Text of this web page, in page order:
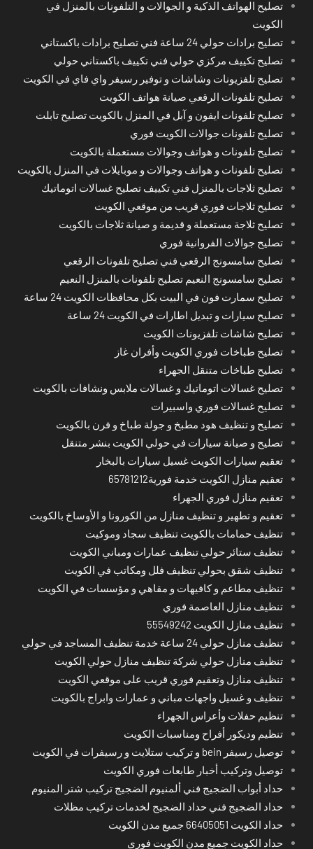
تصليح الهواتف الذكية و الجوالات و التلفونات بالمنزل في
الكويت
تصليح برادات حولي 24 ساعة فني تصليح برادات باكستاني
تصليح تكييف مركزي حولي فني تكييف باكستاني حولي
تصليح تلفزيونات وشاشات و توفير رسيفر واي فاي في الكويت
تصليح تلفونات الرقعي صيانة هواتف الكويت
تصليح تلفونات ايفون و آبل في المنزل بالكويت تصليح تابلت
تصليح تلفونات جوالات الكويت فوري
تصليح تلفونات و هواتف وجوالات مستعملة بالكويت
تصليح تلفونات و هواتف وجوالات و موبايلات في المنزل بالكويت
تصليح ثلاجات بالمنزل فني تكييف تصليح غسالات اتوماتيك
تصليح ثلاجات فوري قريب من موقعي الكويت
تصليح ثلاجة مستعملة و قديمة و صيانة ثلاجات بالكويت
تصليح جوالات الفروانية فوري
تصليح سامسونج الرقعي فني تصليح تلفونات الرقعي
تصليح سامسونج النعيم تصليح تلفونات بالمنزل النعيم
تصليح سمارت فون في البيت بكل محافظات الكويت 24 ساعة
تصليح سيارات و تبديل اطارات في الكويت 24 ساعة
تصليح شاشات تلفزيونات الكويت
تصليح طباخات فوري الكويت وأفران غاز
تصليح طباخات متنقل الجهراء
تصليح غسالات اتوماتيك و غسالات ملابس ونشافات بالكويت
تصليح غسالات فوري واسبيرات
تصليح و تنظيف هود مطبخ و جولة طباخ و فرن بالكويت
تصليح و صيانة سيارات في حولي الكويت بنشر متنقل
تعقيم سيارات الكويت غسيل سيارات بالبخار
تعقيم منازل الكويت خدمة فورية65781212
تعقيم منازل فوري الجهراء
تعقيم و تطهير و تنظيف منازل من الكورونا و الأوساخ بالكويت
تنظيف حمامات بالكويت تنظيف سجاد وموكيت
تنظيف ستائر حولي تنظيف عمارات ومباني الكويت
تنظيف شقق بحولي تنظيف فلل ومكاتب في الكويت
تنظيف مطاعم و كافيهات و مقاهي و مؤسسات في الكويت
تنظيف منازل العاصمة فوري
تنظيف منازل الكويت 55549242
تنظيف منازل حولي 24 ساعة خدمة تنظيف المساجد في حولي
تنظيف منازل حولي شركة تنظيف منازل حولي الكويت
تنظيف منازل وتعقيم فوري قريب على موقعي الكويت
تنظيف و غسيل واجهات مباني و عمارات وابراج بالكويت
تنظيم حفلات وأعراس الجهراء
تنظيم وديكور أفراح ومناسبات الكويت
توصيل رسيفر bein و تركيب ستلايت و رسيفرات في الكويت
توصيل وتركيب أخبار طابعات فوري الكويت
حداد أبواب الضجيج فني ألمنيوم الضجيج تركيب شتر المنيوم
حداد الضجيج فني حداد الضجيج لخدمات تركيب مظلات
حداد الكويت 66405051 جميع مدن الكويت
حداد الكويت جميع مدن الكويت فوري